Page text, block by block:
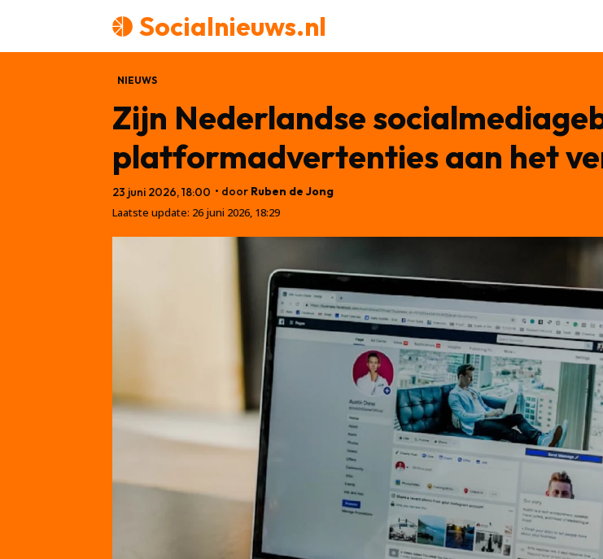
Socialnieuws.nl
NIEUWS
Zijn Nederlandse
platformadvertenties aan het
23 juni 2026, 18:00 • door Ruben de Jong
Laatste update: 26 juni 2026, 18:29